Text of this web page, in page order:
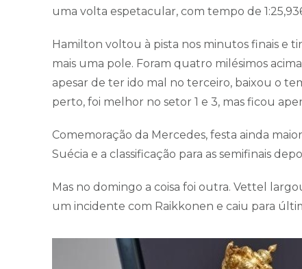
uma volta espetacular, com tempo de
Hamilton voltou à pista nos minutos finais e
mais uma pole. Foram quatro milésimos
apesar de ter ido mal no terceiro, baixou o
perto, foi melhor no setor 1 e 3, mas ficou
Comemoração da Mercedes, festa ainda
Suécia e a classificação para as semifinais
Mas no domingo a coisa foi outra. Vettel
um incidente com Raikkonen e caiu para